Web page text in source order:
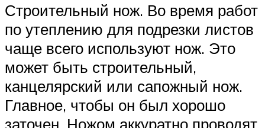
Строительный нож. Во время работ
по утеплению для подрезки листов
чаще всего используют нож. Это
может быть строительный,
канцелярский или сапожный нож.
Главное, чтобы он был хорошо
заточен. Ножом аккуратно проводят